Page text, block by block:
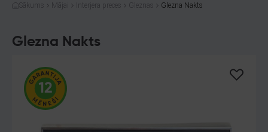
Sākums Mājai Interjera preces Gleznas Glezna Nakts
Glezna Nakts